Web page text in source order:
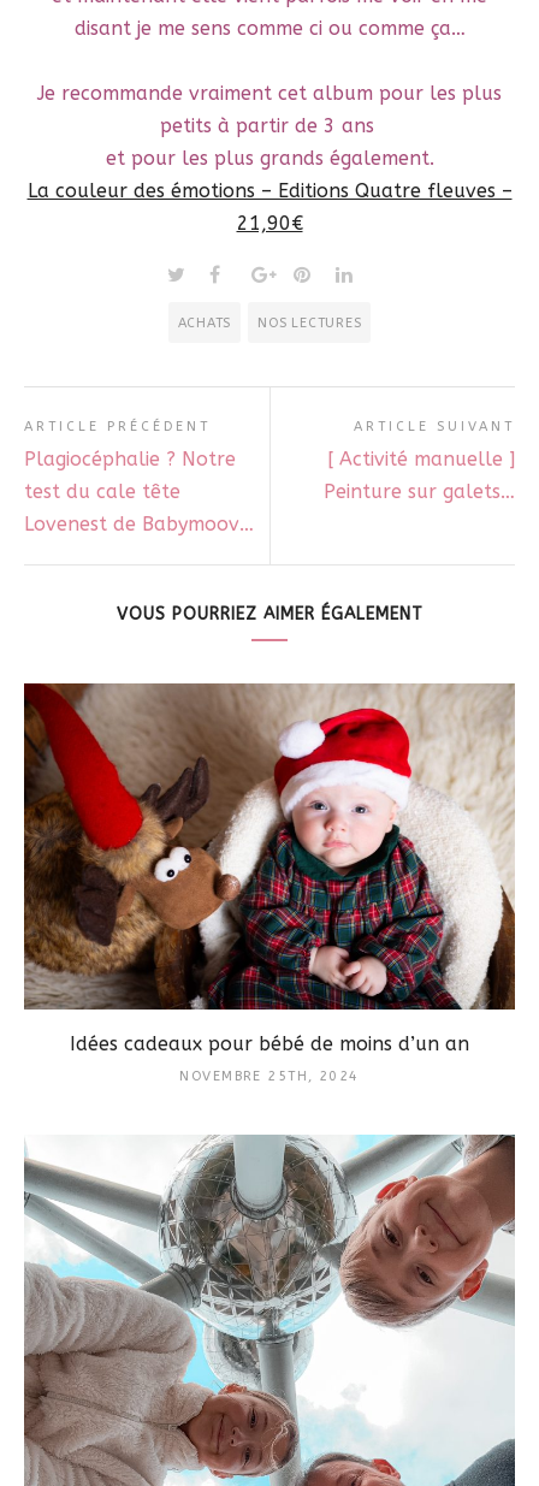
disant je me sens comme ci ou comme ça…
Je recommande vraiment cet album pour les plus
petits à partir de 3 ans
et pour les plus grands également.
La couleur des émotions – Editions Quatre fleuves –
21,90€
ACHATS NOS LECTURES
ARTICLE PRÉCÉDENT
Plagiocéphalie ? Notre
test du cale tête
Lovenest de Babymoov…
ARTICLE SUIVANT
[ Activité manuelle ]
Peinture sur galets…
VOUS POURRIEZ AIMER ÉGALEMENT
Idées cadeaux pour bébé de moins d’un an
NOVEMBRE 25TH, 2024